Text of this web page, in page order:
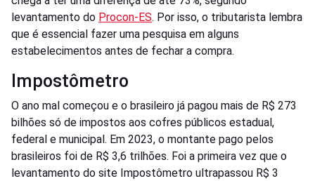
levantamento do Procon-ES. Por isso, o tributarista lembra
que é essencial fazer uma pesquisa em alguns
estabelecimentos antes de fechar a compra.
Impostômetro
O ano mal começou e o brasileiro já pagou mais de R$ 273
bilhões só de impostos aos cofres públicos estadual,
federal e municipal. Em 2023, o montante pago pelos
brasileiros foi de R$ 3,6 trilhões. Foi a primeira vez que o
levantamento do site Impostômetro ultrapassou R$ 3